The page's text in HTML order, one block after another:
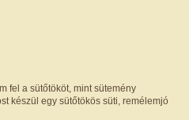
fel a sütőtököt, mint sütemény
készül egy sütőtökös süti, remélemjó